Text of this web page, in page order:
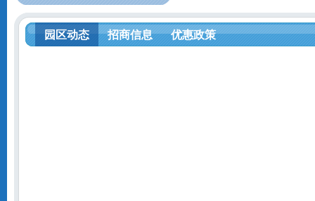
园区动态 招商信息 优惠政策